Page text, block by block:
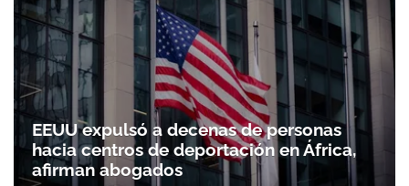
EEUU expulsó a decenas de personas
hacia centros de deportación en África,
afirman abogados